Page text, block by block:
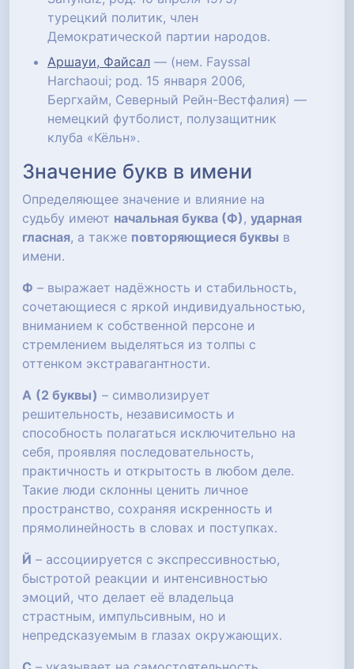
турецкий политик, член
Демократической партии народов.
Аршауи, Файсал — (нем. Fayssal
Harchaoui; род. 15 января 2006,
Бергхайм, Северный Рейн-Вестфалия) —
немецкий футболист, полузащитник
клуба «Кёльн».
Значение букв в имени
Определяющее значение и влияние на
судьбу имеют начальная буква (Ф), ударная
гласная, а также повторяющиеся буквы в
имени.
Ф – выражает надёжность и стабильность,
сочетающиеся с яркой индивидуальностью,
вниманием к собственной персоне и
стремлением выделяться из толпы с
оттенком экстравагантности.
А (2 буквы) – символизирует
решительность, независимость и
способность полагаться исключительно на
себя, проявляя последовательность,
практичность и открытость в любом деле.
Такие люди склонны ценить личное
пространство, сохраняя искренность и
прямолинейность в словах и поступках.
Й – ассоциируется с экспрессивностью,
быстротой реакции и интенсивностью
эмоций, что делает её владельца
страстным, импульсивным, но и
непредсказуемым в глазах окружающих.